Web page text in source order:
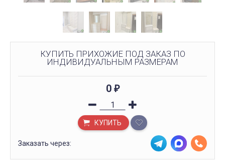
КУПИТЬ ПРИХОЖИЕ ПОД ЗАКАЗ ПО
ИНДИВИДУАЛЬНЫМ РАЗМЕРАМ
0 ₽
КУПИТЬ
Заказать через: